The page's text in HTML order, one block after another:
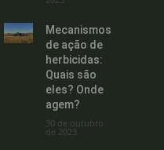
Mecanismos
de ação de
herbicidas:
Quais são
eles? Onde
agem?
30 de outubro
de 2023